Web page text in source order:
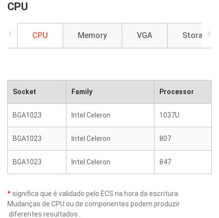
CPU
CPU Memory VGA Storage
Socket Family Processor
BGA1023 Intel Celeron 1037U
BGA1023 Intel Celeron 807
BGA1023 Intel Celeron 847
* significa que é validado pelo ECS na hora da escritura.
Mudanças de CPU ou de componentes podem produzir
diferentes resultados .